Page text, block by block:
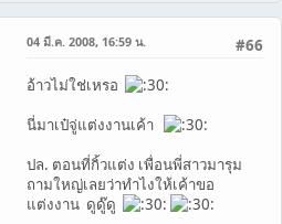
#66
04 มี.ค. 2008, 16:59 น.
้อ้าวไม่ใช่เหรอ
นี่มาเป๋จู่แต่งงานเค้า
ปล. ตอนที่กิ้วแต่ง เพื่อนพี่สาวมารุม
ถามใหญ่เลยว่าทำไงให้เค้าขอ
แต่งงาน ดูดู๊ดู